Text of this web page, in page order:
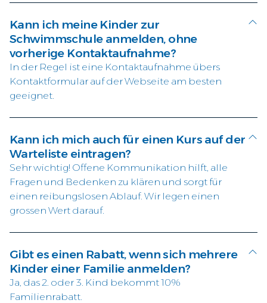
Kann ich meine Kinder zur
Schwimmschule anmelden, ohne
vorherige Kontaktaufnahme?
In der Regel ist eine Kontaktaufnahme übers
Kontaktformular auf der Webseite am besten
geeignet.
Kann ich mich auch für einen Kurs auf der
Warteliste eintragen?
Sehr wichtig! Offene Kommunikation hilft, alle
Fragen und Bedenken zu klären und sorgt für
einen reibungslosen Ablauf. Wir legen einen
grossen Wert darauf.
Gibt es einen Rabatt, wenn sich mehrere
Kinder einer Familie anmelden?
Ja, das 2. oder 3. Kind bekommt 10%
Familienrabatt.